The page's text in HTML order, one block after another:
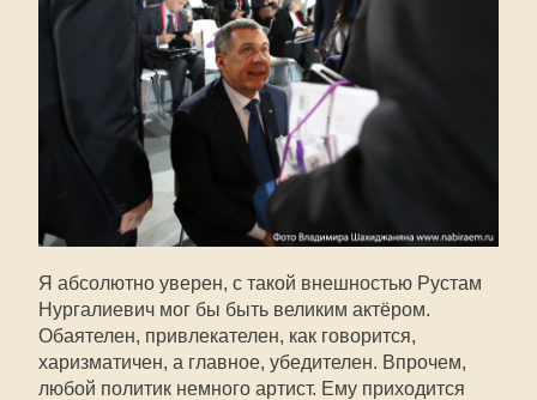
Я абсолютно уверен, с такой внешностью Рустам
Нургалиевич мог бы быть великим актёром.
Обаятелен, привлекателен, как говорится,
харизматичен, а главное, убедителен. Впрочем,
любой политик немного артист. Ему приходится